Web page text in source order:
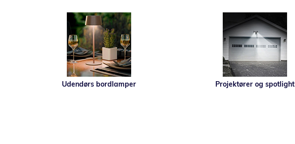
Udendørs bordlamper Projektører og spotlight